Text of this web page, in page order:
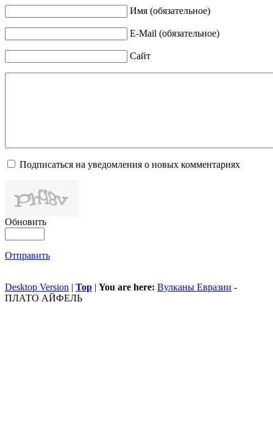
Имя (обязательное)
E-Mail (обязательное)
Сайт
Подписаться на уведомления о новых комментариях
Обновить
Отправить
Desktop Version | Top | You are here: Вулканы Евразии -
ПЛАТО АЙФЕЛЬ